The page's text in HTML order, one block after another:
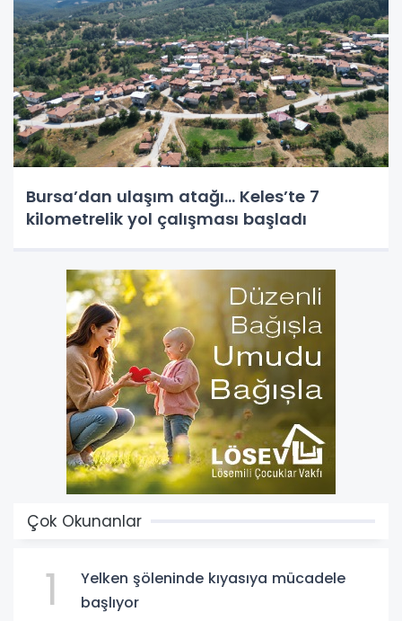
Bursa’dan ulaşım atağı... Keles’te 7
kilometrelik yol çalışması başladı
Çok Okunanlar
1
Yelken şöleninde kıyasıya mücadele
başlıyor